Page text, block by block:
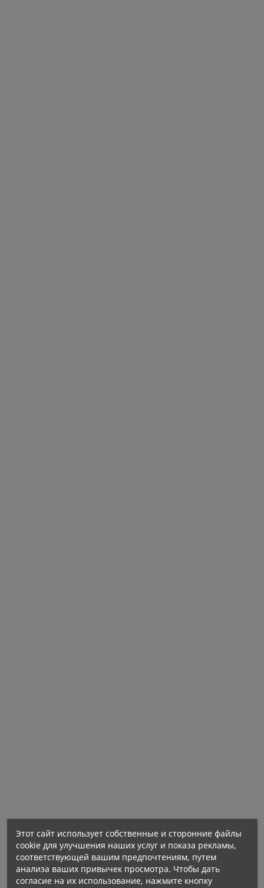
Этот сайт использует собственные и сторонние файлы
cookie для улучшения наших услуг и показа рекламы,
соответствующей вашим предпочтениям, путем
анализа ваших привычек просмотра. Чтобы дать
согласие на их использование, нажмите кнопку